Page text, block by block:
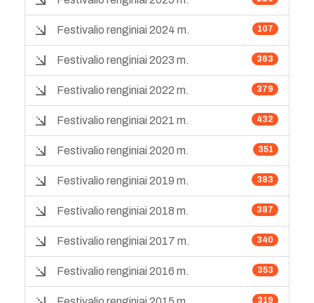
107
Festivalio renginiai 2024 m.
363
Festivalio renginiai 2023 m.
379
Festivalio renginiai 2022 m.
432
Festivalio renginiai 2021 m.
351
Festivalio renginiai 2020 m.
383
Festivalio renginiai 2019 m.
387
Festivalio renginiai 2018 m.
340
Festivalio renginiai 2017 m.
353
Festivalio renginiai 2016 m.
319